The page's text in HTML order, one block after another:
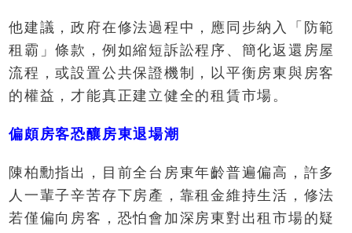
他建議，政府在修法過程中，應同步納入「防範
租霸」條款，例如縮短訴訟程序、簡化返還房屋
流程，或設置公共保證機制，以平衡房東與房客
的權益，才能真正建立健全的租賃市場。
偏頗房客恐釀房東退場潮
陳柏勳指出，目前全台房東年齡普遍偏高，許多
人一輩子辛苦存下房產，靠租金維持生活，修法
若僅偏向房客，恐怕會加深房東對出租市場的疑